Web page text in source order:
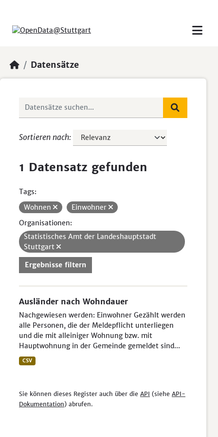
Datensätze
Sortieren nach
1 Datensatz gefunden
Tags:
Wohnen
Einwohner
Organisationen:
Statistisches Amt der Landeshauptstadt
Stuttgart
Ergebnisse filtern
Ausländer nach Wohndauer
Nachgewiesen werden: Einwohner Gezählt werden
alle Personen, die der Meldepflicht unterliegen
und die mit alleiniger Wohnung bzw. mit
Hauptwohnung in der Gemeinde gemeldet sind...
CSV
Sie können dieses Register auch über die API (siehe API-
Dokumentation) abrufen.